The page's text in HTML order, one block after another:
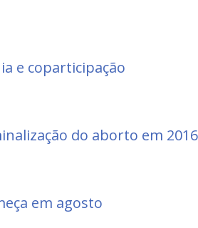
e coparticipação
do aborto em 2016
em agosto